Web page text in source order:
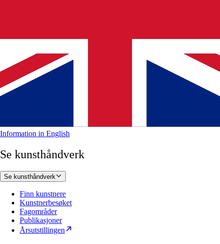
Information in English
Se kunsthåndverk
Se kunsthåndverk
Finn kunstnere
Kunstnerbesøket
Fagområder
Publikasjoner
Årsutstillingen